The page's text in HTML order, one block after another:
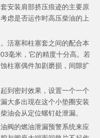
安装肩部挤压痕迹的主要原
虑是否运作时高压柴油的上
活塞和柱塞套之间的配合本
毫米，它的精度十分高。若
柱塞偶件加剧磨损，间隙扩
到密封效果，设置一个一个
大多出现在这个小垫圈安装
油会从定位螺钉处泄漏。
阀的燃油泄漏预警系统来应